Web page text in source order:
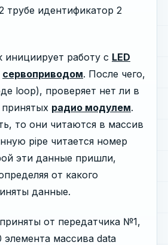
трубе идентификатор 2
инициирует работу с LED
сервоприводом. После чего,
loop), проверяет нет ли в
радио модулем.
то они читаются в массив
pipe читается номер
эти данные пришли,
от какого
данные.
от передатчика №1,
элемента массива data